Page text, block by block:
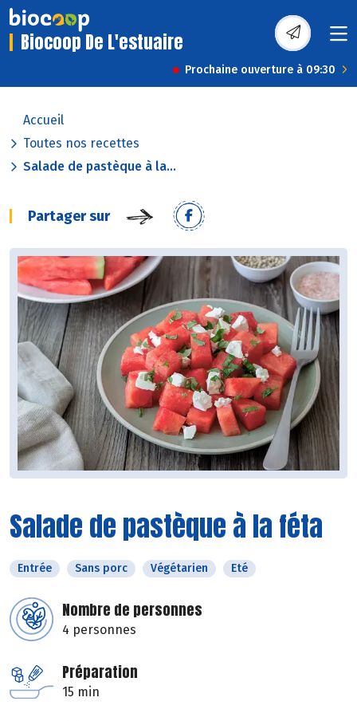
Biocoop De L'estuaire
Prochaine ouverture à 09:30
Accueil
Toutes nos recettes
Salade de pastèque à la...
Partager sur
Salade de pastèque à la féta
Entrée Sans porc Végétarien Eté
Nombre de personnes
4 personnes
Préparation
15 min